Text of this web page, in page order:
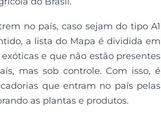
no país, caso sejam do tipo A1
a lista do Mapa é dividida em
e que não estão presentes
mas sob controle. Com isso, é
que entram no país pelas
as plantas e produtos.